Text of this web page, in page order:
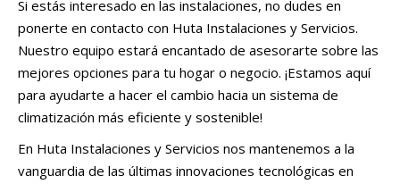
Si estás interesado en las instalaciones, no dudes en
ponerte en contacto con Huta Instalaciones y Servicios.
Nuestro equipo estará encantado de asesorarte sobre las
mejores opciones para tu hogar o negocio. ¡Estamos aquí
para ayudarte a hacer el cambio hacia un sistema de
climatización más eficiente y sostenible!
En Huta Instalaciones y Servicios nos mantenemos a la
vanguardia de las últimas innovaciones tecnológicas en